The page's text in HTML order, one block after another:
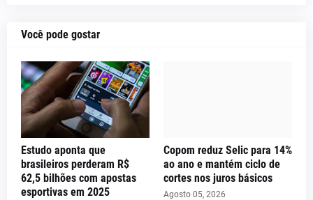
Você pode gostar
Estudo aponta que
brasileiros perderam R$
62,5 bilhões com apostas
esportivas em 2025
Copom reduz Selic para 14%
ao ano e mantém ciclo de
cortes nos juros básicos
Agosto 05, 2026